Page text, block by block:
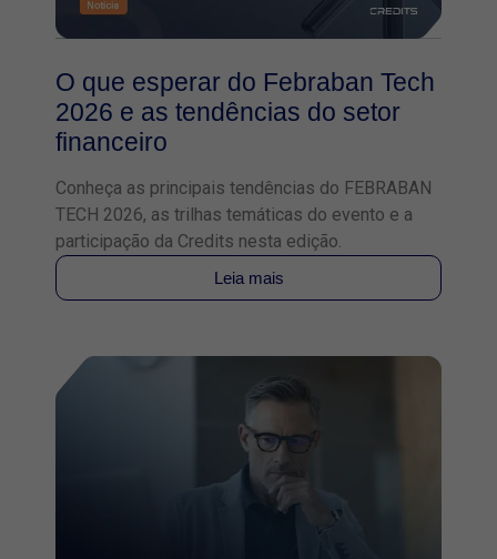
O que esperar do Febraban Tech
2026 e as tendências do setor
financeiro
Conheça as principais tendências do FEBRABAN
TECH 2026, as trilhas temáticas do evento e a
participação da Credits nesta edição.
Leia mais